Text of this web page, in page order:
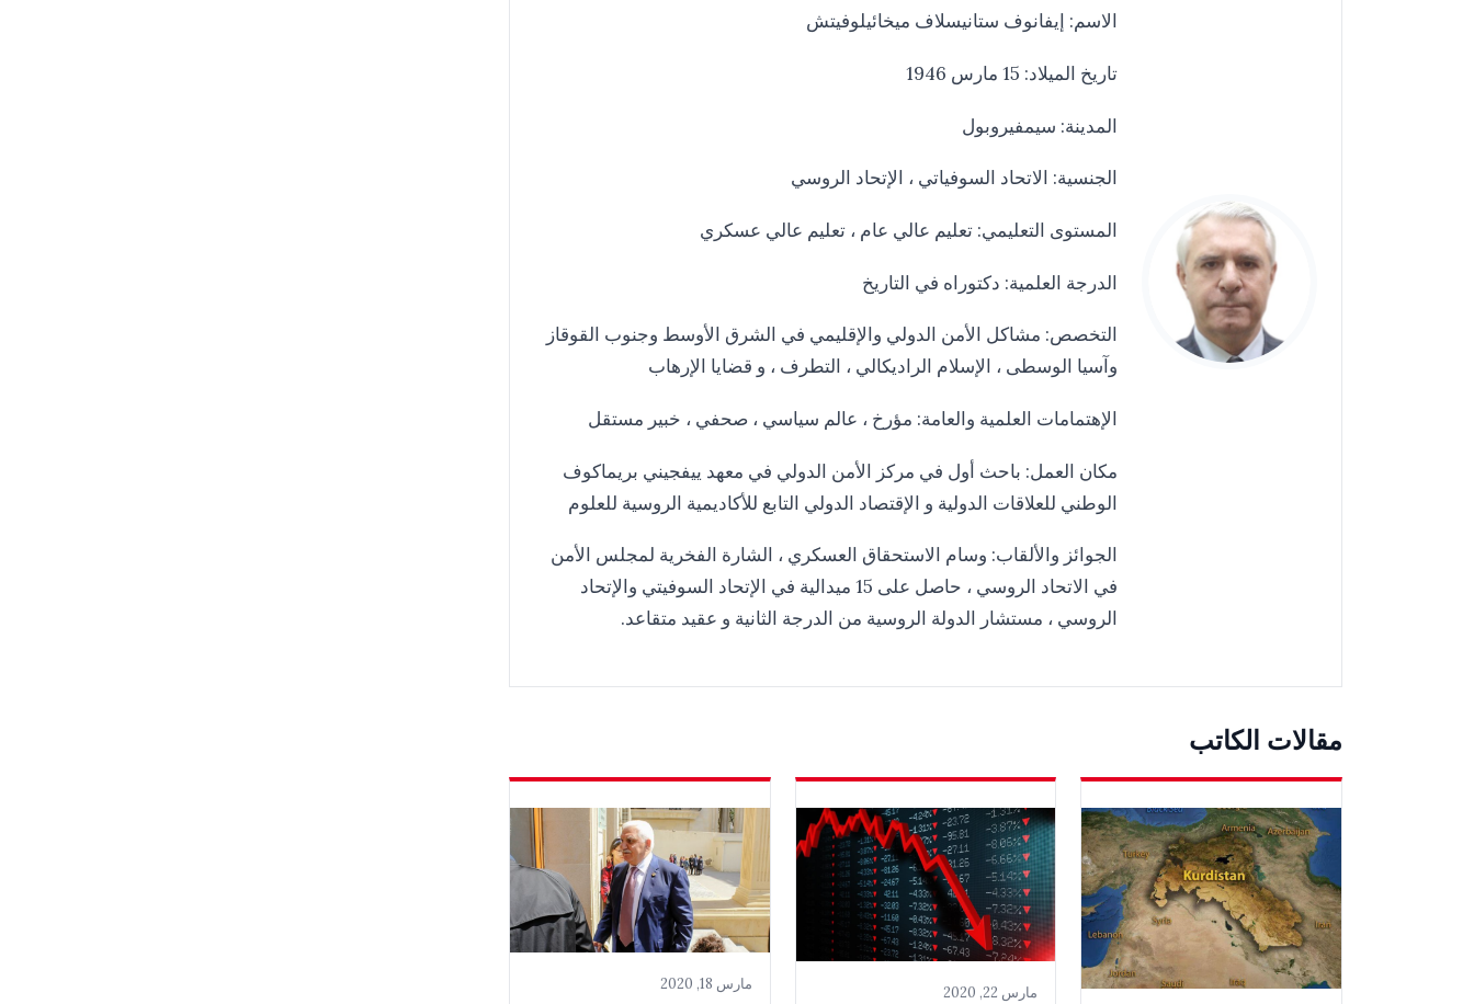
الاسم: إيفانوف ستانيسلاف ميخائيلوفيتش
تاريخ الميلاد: 15 مارس 1946
المدينة: سيمفيروبول
الجنسية: الاتحاد السوفياتي ، الإتحاد الروسي
المستوى التعليمي: تعليم عالي عام ، تعليم عالي عسكري
الدرجة العلمية: دكتوراه في التاريخ
التخصص: مشاكل الأمن الدولي والإقليمي في الشرق الأوسط وجنوب القوقاز
وآسيا الوسطى ، الإسلام الراديكالي ، التطرف ، و قضايا الإرهاب
الإهتمامات العلمية والعامة: مؤرخ ، عالم سياسي ، صحفي ، خبير مستقل
مكان العمل: باحث أول في مركز الأمن الدولي في معهد ييفجيني بريماكوف
الوطني للعلاقات الدولية و الإقتصاد الدولي التابع للأكاديمية الروسية للعلوم
الجوائز والألقاب: وسام الاستحقاق العسكري ، الشارة الفخرية لمجلس الأمن
في الاتحاد الروسي ، حاصل على 15 ميدالية في الإتحاد السوفيتي والإتحاد
الروسي ، مستشار الدولة الروسية من الدرجة الثانية و عقيد متقاعد.
مقالات الكاتب
مارس 22, 2020 مارس 18, 2020